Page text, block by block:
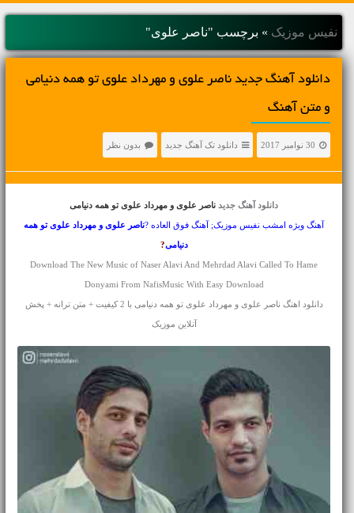
نفیس موزیک » برچسب "ناصر علوی"
دانلود آهنگ جديد ناصر علوی و مهرداد علوی تو همه دنیامی
و متن آهنگ
30 نوامبر 2017 دانلود تک آهنگ جدید بدون نظر
دانلود آهنگ جدید ناصر علوی و مهرداد علوی تو همه دنیامی
آهنگ ویژه امشب نفیس موزیک; آهنگ فوق العاده ?ناصر علوی و مهرداد علوی تو همه
دنیامی?
Download The New Music of Naser Alavi And Mehrdad Alavi Called To Hame
Donyami From NafisMusic With Easy Download
دانلود اهنگ ناصر علوی و مهرداد علوی تو همه دنیامی با 2 کیفیت + متن ترانه + پخش
آنلاین موزیک